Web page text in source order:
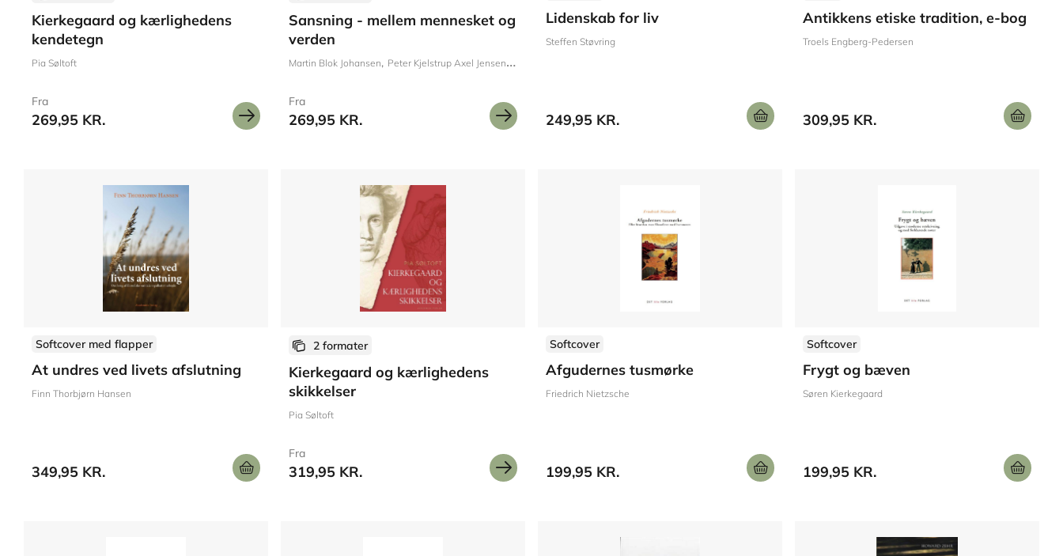
Kierkegaard og kærlighedens
kendetegn
Pia Søltoft
Fra
269,95 KR.
Sansning - mellem mennesket og
verden
Martin Blok Johansen Peter Kjelstrup Axel Jensen Hans-Jørgen Schanz
Fra
269,95 KR.
Lidenskab for liv
Steffen Støvring
249,95 KR.
Antikkens etiske tradition, e-bog
Troels Engberg-Pedersen
309,95 KR.
Softcover med flapper
At undres ved livets afslutning
Finn Thorbjørn Hansen
349,95 KR.
2 formater
Kierkegaard og kærlighedens
skikkelser
Pia Søltoft
Fra
319,95 KR.
Softcover
Afgudernes tusmørke
Friedrich Nietzsche
199,95 KR.
Softcover
Frygt og bæven
Søren Kierkegaard
199,95 KR.